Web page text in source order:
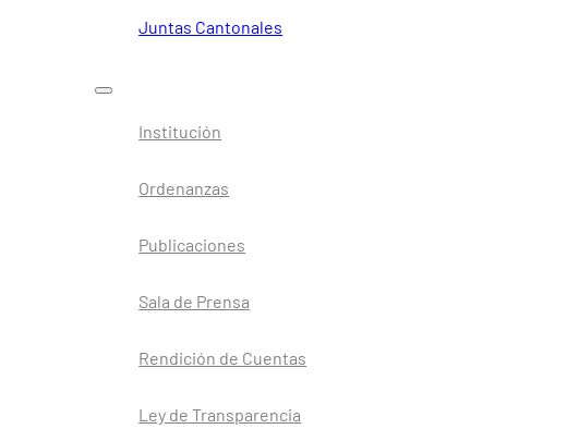
Juntas Cantonales
Institución
Ordenanzas
Publicaciones
Sala de Prensa
Rendición de Cuentas
Ley de Transparencia